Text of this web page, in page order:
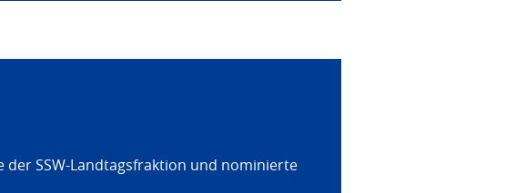
der SSW-Landtagsfraktion und nominierte